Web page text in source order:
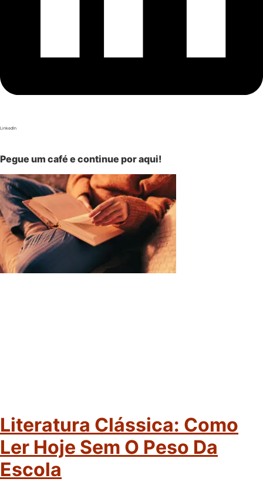
LinkedIn
Pegue um café e continue por aqui!
Literatura Clássica: Como
Ler Hoje Sem O Peso Da
Escola